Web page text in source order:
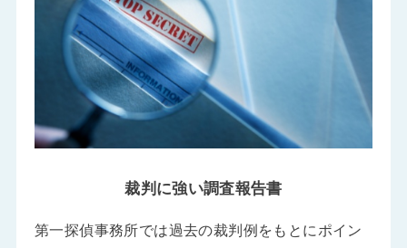
裁判に強い調査報告書
第一探偵事務所では過去の裁判例をもとにポイン